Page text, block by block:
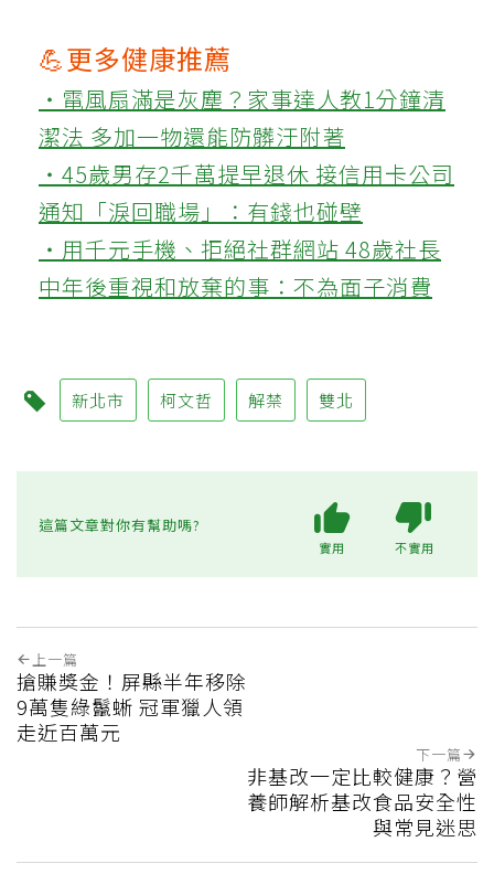
💪更多健康推薦
‧電風扇滿是灰塵？家事達人教1分鐘清
潔法 多加一物還能防髒汙附著
‧45歲男存2千萬提早退休 接信用卡公司
通知「淚回職場」：有錢也碰壁
‧用千元手機、拒絕社群網站 48歲社長
中年後重視和放棄的事：不為面子消費
新北市 柯文哲 解禁 雙北
這篇文章對你有幫助嗎?
實用 不實用
上一篇
搶賺獎金！屏縣半年移除
9萬隻綠鬣蜥 冠軍獵人領
走近百萬元
下一篇
非基改一定比較健康？營
養師解析基改食品安全性
與常見迷思